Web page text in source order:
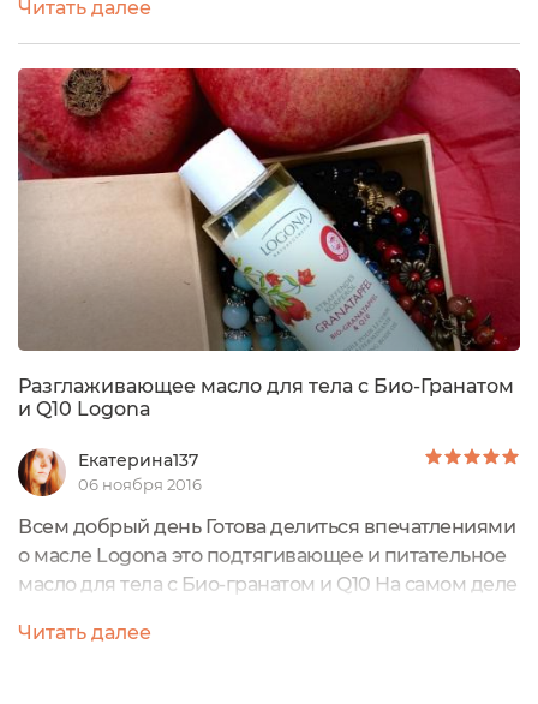
использования масел для тела! Logona – один из
крупнейших производителей натуральной
косметики в Германии. Марка имеет ни один эко-
сертификат, который гарантирует экологическую
чистоту производства косметики, ее...
Читать далее
Разглаживающее масло для тела с Био-Гранатом
и Q10 Logona
Екатерина137
06 ноября 2016
Всем добрый день Готова делиться впечатлениями
о масле Logona это подтягивающее и питательное
масло для тела с Био-гранатом и Q10 На самом деле
кожи, которую я особенно хочу порекомендовать
Читать далее